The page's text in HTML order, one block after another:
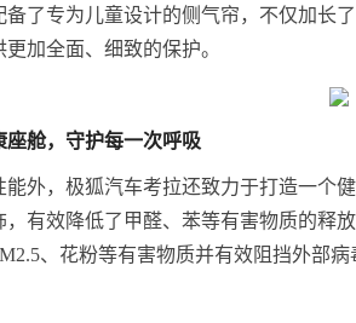
了专为儿童设计的侧气帘，不仅加长
加全面、细致的保护。
座舱，守护每一次呼吸
能外，极狐汽车考拉还致力于打造一个
，有效降低了甲醛、苯等有害物质的释
、花粉等有害物质并有效阻挡外部